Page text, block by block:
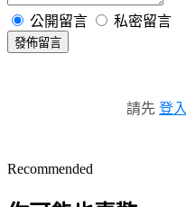
公開留言 私密留言
發佈留言
請先 登入
Recommended